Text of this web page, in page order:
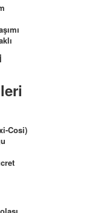
Cosi)